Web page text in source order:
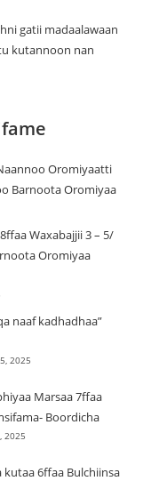
gatii madaalawaan
kutannoon nan
Oromiyaatti
Barnoota Oromiyaa
Waxabajjii 3 – 5/
Oromiyaa
naaf kadhadhaa”
2025
Marsaa 7ffaa
Boordicha
2025
6ffaa Bulchiinsa